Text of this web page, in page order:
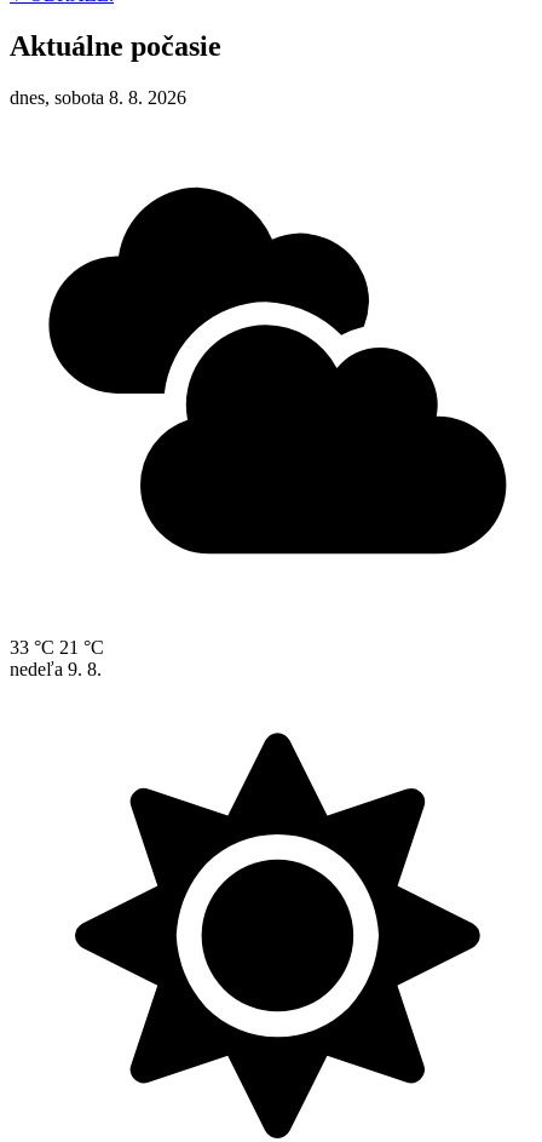
Aktuálne počasie
dnes, sobota 8. 8. 2026
33 °C 21 °C
nedeľa 9. 8.